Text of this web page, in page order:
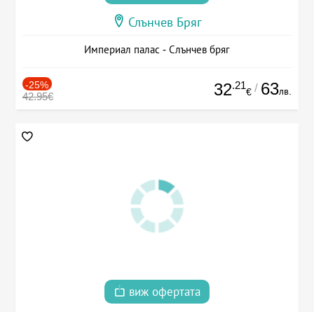
Слънчев Бряг
Империал палас - Слънчев бряг
-25%
42.95€ 32.21
€ / 63лв.
виж офертата